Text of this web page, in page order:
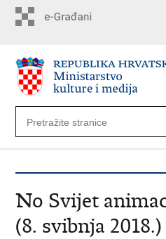
No Svijet
(8. svibnja 2018.)